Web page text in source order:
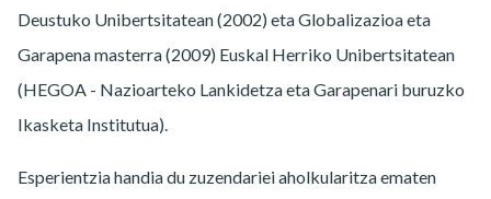
Deustuko Unibertsitatean (2002) eta Globalizazioa eta
Garapena masterra (2009) Euskal Herriko Unibertsitatean
(HEGOA - Nazioarteko Lankidetza eta Garapenari buruzko
Ikasketa Institutua).
Esperientzia handia du zuzendariei aholkularitza ematen